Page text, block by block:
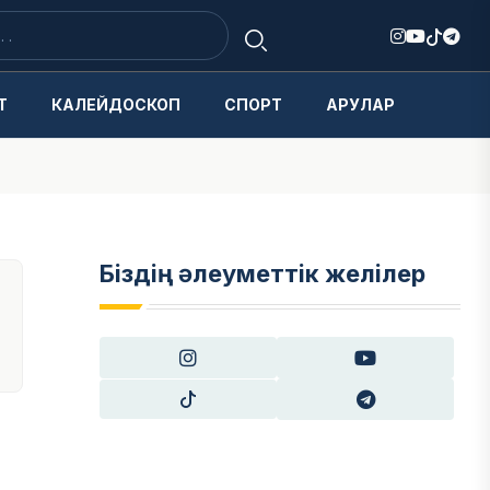
КАЛЕЙДОСКОП СПОРТ АРУЛАР
Біздің әлеуметтік желілер